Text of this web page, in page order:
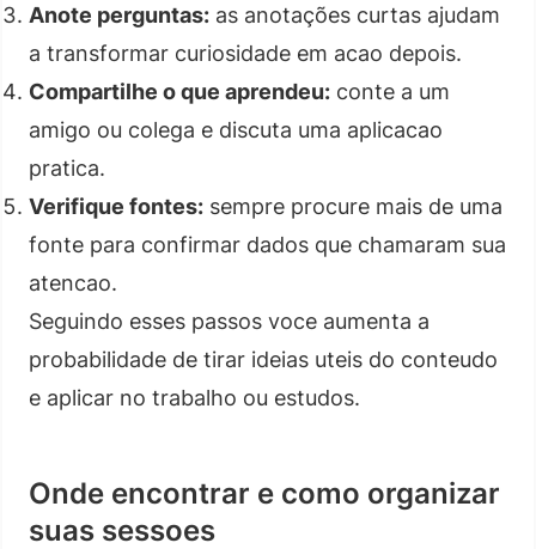
Anote perguntas: as anotações curtas ajudam
a transformar curiosidade em acao depois.
Compartilhe o que aprendeu: conte a um
amigo ou colega e discuta uma aplicacao
pratica.
Verifique fontes: sempre procure mais de uma
fonte para confirmar dados que chamaram sua
atencao.
Seguindo esses passos voce aumenta a
probabilidade de tirar ideias uteis do conteudo
e aplicar no trabalho ou estudos.
Onde encontrar e como organizar
suas sessoes